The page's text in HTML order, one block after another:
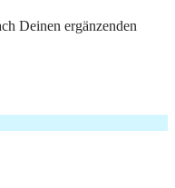
Deinen ergänzenden